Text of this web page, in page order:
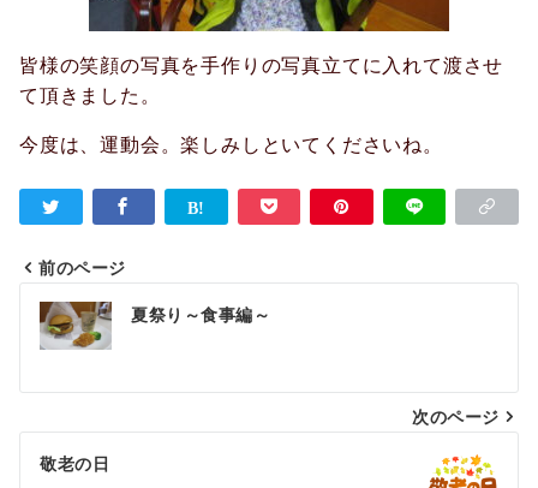
皆様の笑顔の写真を手作りの写真立てに入れて渡させ
て頂きました。
今度は、運動会。楽しみしといてくださいね。
投
稿
ビ
ゲ
前のページ
夏祭り～食事編～
次のページ
敬老の日